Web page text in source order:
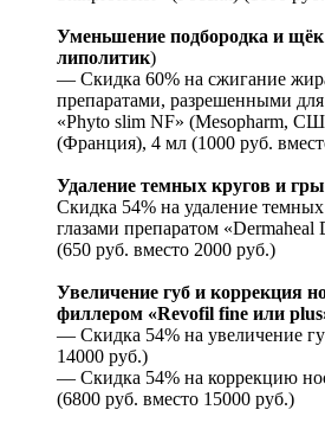
Уменьшение подбородка и
липолитик)
— Скидка 60% на сжигание
препаратами, разрешенными
«Phyto slim NF» (Mesopharm,
(Франция), 4 мл (1000 руб.
Удаление темных кругов и
Скидка 54% на удаление
глазами препаратом
(650 руб. вместо 2000 руб.)
Увеличение губ и коррекция
филлером «Rеvоfil finе или
— Скидка 54% на увеличение
14000 руб.)
— Скидка 54% на коррекцию
(6800 руб. вместо 15000 руб.)